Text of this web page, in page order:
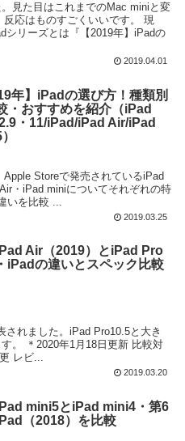
見た目はこれまでのMac miniと変
応はものすごくいいです。 現
シリーズとは『【2019年】iPadの
2019.04.01
年】iPadの選び方！種類別
・おすすめを紹介（iPad
・11/iPad/iPad Air/iPad
Storeで発売されているiPad
・iPad miniについてそれぞれの特
いを比較 ...
2019.03.25
Air（2019）とiPad Pro
iPadの違いとスペック比較
されました。iPad Pro10.5と大き
。 ＊2020年1月18日更新 比較対
レビ...
2019.03.20
mini5とiPad mini4・第6
（2018）を比較